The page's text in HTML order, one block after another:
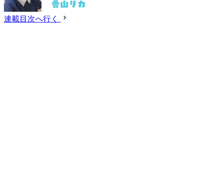
連載目次へ行く